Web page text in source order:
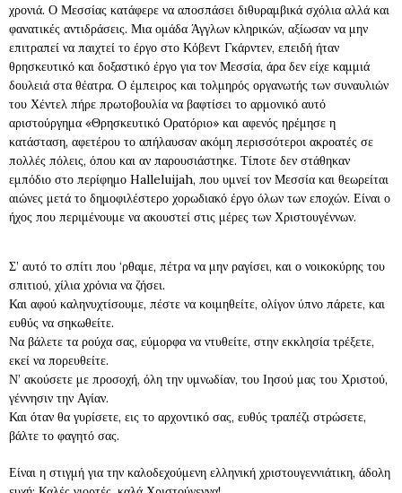
χρονιά. Ο Μεσσίας κατάφερε να αποσπάσει διθυραμβικά σχόλια αλλά και
φανατικές αντιδράσεις. Μια ομάδα Άγγλων κληρικών, αξίωσαν να μην
επιτραπεί να παιχτεί το έργο στο Κόβεντ Γκάρντεν, επειδή ήταν
θρησκευτικό και δοξαστικό έργο για τον Μεσσία, άρα δεν είχε καμμιά
δουλειά στα θέατρα. Ο έμπειρος και τολμηρός οργανωτής των συναυλιών
του Χέντελ πήρε πρωτοβουλία να βαφτίσει το αρμονικό αυτό
αριστούργημα «Θρησκευτικό Ορατόριο» και αφενός ηρέμησε η
κατάσταση, αφετέρου το απήλαυσαν ακόμη περισσότεροι ακροατές σε
πολλές πόλεις, όπου και αν παρουσιάστηκε. Τίποτε δεν στάθηκαν
εμπόδιο στο περίφημο Halleluijah, που υμνεί τον Μεσσία και θεωρείται
αιώνες μετά το δημοφιλέστερο χορωδιακό έργο όλων των εποχών. Είναι ο
ήχος που περιμένουμε να ακουστεί στις μέρες των Χριστουγέννων.
Σ’ αυτό το σπίτι που ‘ρθαμε, πέτρα να μην ραγίσει, και ο νοικοκύρης του
σπιτιού, χίλια χρόνια να ζήσει.
Και αφού καληνυχτίσουμε, πέστε να κοιμηθείτε, ολίγον ύπνο πάρετε, και
ευθύς να σηκωθείτε.
Να βάλετε τα ρούχα σας, εύμορφα να ντυθείτε, στην εκκλησία τρέξετε,
εκεί να πορευθείτε.
Ν’ ακούσετε με προσοχή, όλη την υμνωδίαν, του Ιησού μας του Χριστού,
γέννησιν την Αγίαν.
Και όταν θα γυρίσετε, εις το αρχοντικό σας, ευθύς τραπέζι στρώσετε,
βάλτε το φαγητό σας.
Είναι η στιγμή για την καλοδεχούμενη ελληνική χριστουγεννιάτικη, άδολη